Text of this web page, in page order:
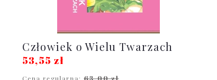
Człowiek o Wielu Twarzach
53,55 zł